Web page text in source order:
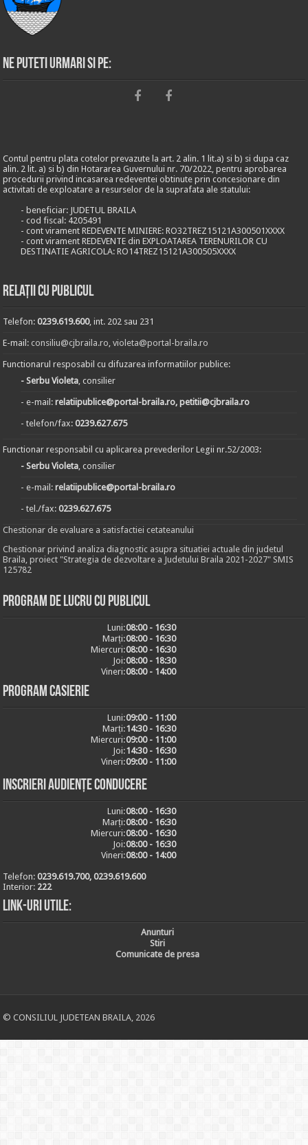
Ne puteti urmari si pe:
Contul pentru plata cotelor prevazute la art. 2 alin. 1 lit.a) si b) si dupa caz
alin. 2 lit. a) si b) din Hotararea Guvernului nr. 70/2022, pentru aprobarea
procedurii privind incasarea redeventei obtinute prin concesionare din
activitati de exploatare a resurselor de la suprafata ale statului:
- beneficiar: JUDETUL BRAILA
- cod fiscal: 4205491
- cont virament REDEVENTE MINIERE: RO32TREZ15121A300501XXXX
- cont virament REDEVENTE din EXPLOATAREA TERENURILOR CU
DESTINATIE AGRICOLA: RO14TREZ15121A300505XXXX
Relații cu publicul
Telefon:0239.619.600, int. 202 sau 231
E-mail:consiliu@cjbraila.ro,violeta@portal-braila.ro
Functionarul resposabil cu difuzarea informatiilor publice:
- Serbu Violeta, consilier
- e-mail:relatiipublice@portal-braila.ro, petitii@cjbraila.ro
- telefon/fax:0239.627.675
Functionar responsabil cu aplicarea prevederilor Legii nr.52/2003:
- Serbu Violeta, consilier
- e-mail:relatiipublice@portal-braila.ro
- tel./fax:0239.627.675
Chestionar de evaluare a satisfactiei cetateanului
Chestionar privind analiza diagnostic asupra situatiei actuale din judetul
Braila, proiect "Strategia de dezvoltare a Judetului Braila 2021-2027" SMIS
125782
Program de lucru cu publicul
Luni:08:00 - 16:30
Marți:08:00 - 16:30
Miercuri:08:00 - 16:30
Joi:08:00 - 18:30
Vineri:08:00 - 14:00
Program casierie
Luni:09:00 - 11:00
Marți:14:30 - 16:30
Miercuri:09:00 - 11:00
Joi:14:30 - 16:30
Vineri:09:00 - 11:00
Inscrieri audiențe conducere
Luni:08:00 - 16:30
Marți:08:00 - 16:30
Miercuri:08:00 - 16:30
Joi:08:00 - 16:30
Vineri:08:00 - 14:00
Telefon:0239.619.700, 0239.619.600
Interior: 222
Link-uri utile:
Anunturi
Stiri
Comunicate de presa
© CONSILIUL JUDETEAN BRAILA, 2026